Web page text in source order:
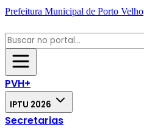
Prefeitura Municipal de Porto Velho
PVH+
IPTU 2026
Secretarias